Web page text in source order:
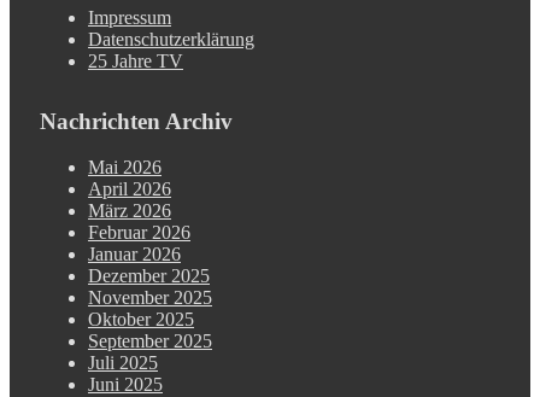
Impressum
Datenschutzerklärung
25 Jahre TV
Nachrichten Archiv
Mai 2026
April 2026
März 2026
Februar 2026
Januar 2026
Dezember 2025
November 2025
Oktober 2025
September 2025
Juli 2025
Juni 2025